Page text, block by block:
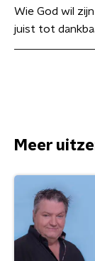
Wie God wil
juist tot
Meer